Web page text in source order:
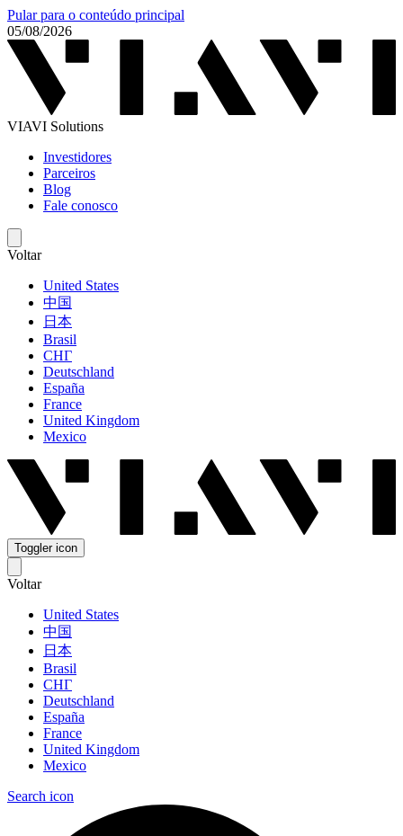
Pular para o conteúdo principal
05/08/2026
VIAVI Solutions
Investidores
Parceiros
Blog
Fale conosco
Voltar
United States
中国
日本
Brasil
СНГ
Deutschland
España
France
United Kingdom
Mexico
Toggler icon
Voltar
United States
中国
日本
Brasil
СНГ
Deutschland
España
France
United Kingdom
Mexico
Search icon